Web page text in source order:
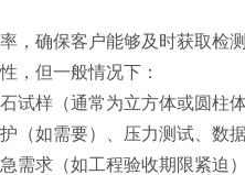
，确保客户能够及时获取检
，但一般情况下：
试样（通常为立方体或圆柱
（如需要）、压力测试、数
需求（如工程验收期限紧迫